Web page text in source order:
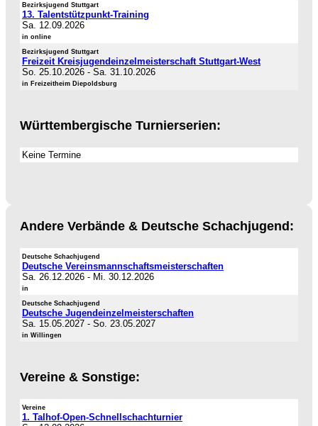
Bezirksjugend Stuttgart
13. Talentstützpunkt-Training
Sa. 12.09.2026
in online
Bezirksjugend Stuttgart
Freizeit Kreisjugendeinzelmeisterschaft Stuttgart-West
So. 25.10.2026 - Sa. 31.10.2026
in Freizeitheim Diepoldsburg
Württembergische Turnierserien:
Keine Termine
Andere Verbände & Deutsche Schachjugend:
Deutsche Schachjugend
Deutsche Vereinsmannschaftsmeisterschaften
Sa. 26.12.2026 - Mi. 30.12.2026
in
Deutsche Schachjugend
Deutsche Jugendeinzelmeisterschaften
Sa. 15.05.2027 - So. 23.05.2027
in Willingen
Vereine & Sonstige:
Vereine
1. Talhof-Open-Schnellschachturnier